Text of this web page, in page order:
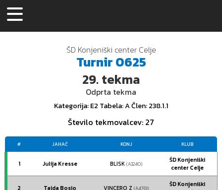
ŠD Konjeniški center Celje
Turnir0625
29. tekma
Odprta tekma
Kategorija: E2 Tabela: AČlen: 238.1.1
Število tekmovalcev: 27
# JAHAČ KONJ KLUB
1 Julija Kresse BLISK(A3240)
ŠD Konjeniški
center Celje
2 Tajda Bosio VINCERO Z(A4761)
ŠD Konjeniški